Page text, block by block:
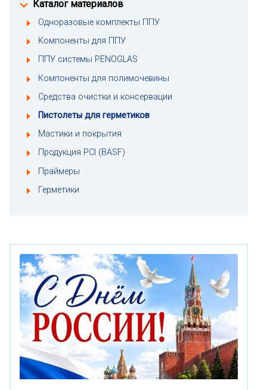
Каталог материалов
Одноразовые комплекты ППУ
Компоненты для ППУ
ППУ системы PENOGLAS
Компоненты для полимочевины
Средства очистки и консервации
Пистолеты для герметиков
Мастики и покрытия
Продукция PCI (BASF)
Праймеры
Герметики